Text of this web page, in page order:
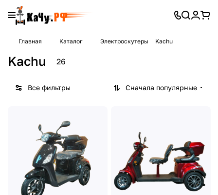
Главная Каталог Электроскутеры Kachu
Kachu 26
Все фильтры Сначала популярные